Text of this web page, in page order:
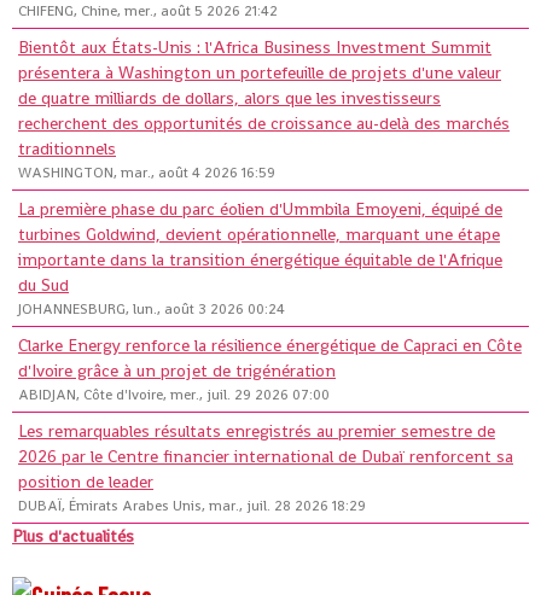
CHIFENG, Chine, mer., août 5 2026 21:42
Bientôt aux États-Unis : l'Africa Business Investment Summit
présentera à Washington un portefeuille de projets d'une valeur
de quatre milliards de dollars, alors que les investisseurs
recherchent des opportunités de croissance au-delà des marchés
traditionnels
WASHINGTON, mar., août 4 2026 16:59
La première phase du parc éolien d'Ummbila Emoyeni, équipé de
turbines Goldwind, devient opérationnelle, marquant une étape
importante dans la transition énergétique équitable de l'Afrique
du Sud
JOHANNESBURG, lun., août 3 2026 00:24
Clarke Energy renforce la résilience énergétique de Capraci en Côte
d'Ivoire grâce à un projet de trigénération
ABIDJAN, Côte d'Ivoire, mer., juil. 29 2026 07:00
Les remarquables résultats enregistrés au premier semestre de
2026 par le Centre financier international de Dubaï renforcent sa
position de leader
DUBAÏ, Émirats Arabes Unis, mar., juil. 28 2026 18:29
Plus d'actualités